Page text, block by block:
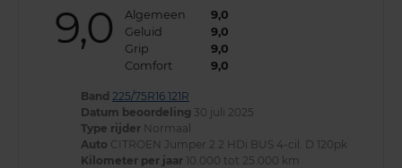
9,0 Algemeen
9,0
Geluid
9,0
Grip
9,0
Comfort
9,0
Band 225/75R16 121R
Datum beoordeling 30 juli 2025
Type rijder Normaal
Auto CITROEN Jumper 2.2 HDi BUS 4-cil. D 120pk
Kilometer per jaar 10.000 tot 25.000 km